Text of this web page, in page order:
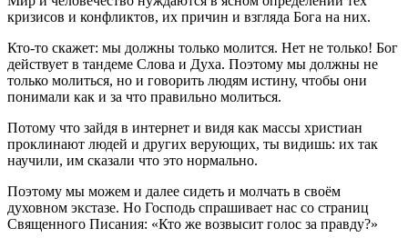
кризисов и конфликтов, их причин и взгляда Бога на них.
Кто-то скажет: мы должны только молится. Нет не только! Бог
действует в тандеме Слова и Духа. Поэтому мы должны не
только молиться, но и говорить людям истину, чтобы они
понимали как и за что правильно молиться.
Потому что зайдя в интернет и видя как массы христиан
проклинают людей и других верующих, ты видишь: их так
научили, им сказали что это нормально.
Поэтому мы можем и далее сидеть и молчать в своём
духовном экстазе. Но Господь спрашивает нас со страниц
Священного Писания: «Кто же возвысит голос за правду?»